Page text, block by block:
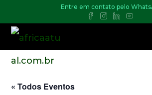
Entre em contato pelo
« Todos Eventos